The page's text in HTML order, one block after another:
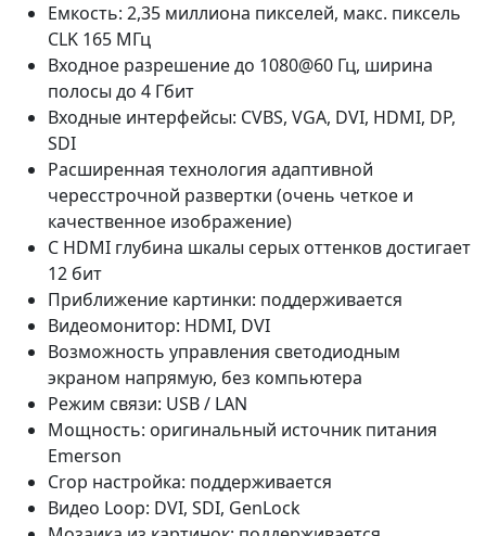
Емкость: 2,35 миллиона пикселей, макс. пиксель
CLK 165 МГц
Входное разрешение до 1080@60 Гц, ширина
полосы до 4 Гбит
Входные интерфейсы: CVBS, VGA, DVI, HDMI, DP,
SDI
Расширенная технология адаптивной
чересстрочной развертки (очень четкое и
качественное изображение)
С HDMI глубина шкалы серых оттенков достигает
12 бит
Приближение картинки: поддерживается
Видеомонитор: HDMI, DVI
Возможность управления светодиодным
экраном напрямую, без компьютера
Режим связи: USB / LAN
Мощность: оригинальный источник питания
Emerson
Crop настройка: поддерживается
Видео Loop: DVI, SDI, GenLock